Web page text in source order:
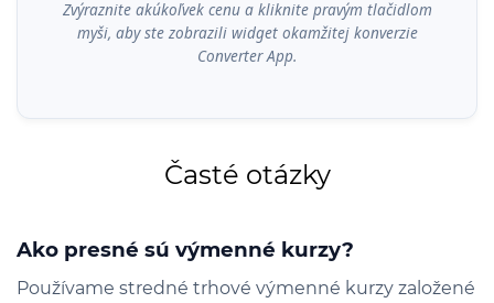
Zvýraznite akúkoľvek cenu a kliknite pravým tlačidlom
myši, aby ste zobrazili widget okamžitej konverzie
Converter App.
Časté otázky
Ako presné sú výmenné kurzy?
Používame stredné trhové výmenné kurzy založené